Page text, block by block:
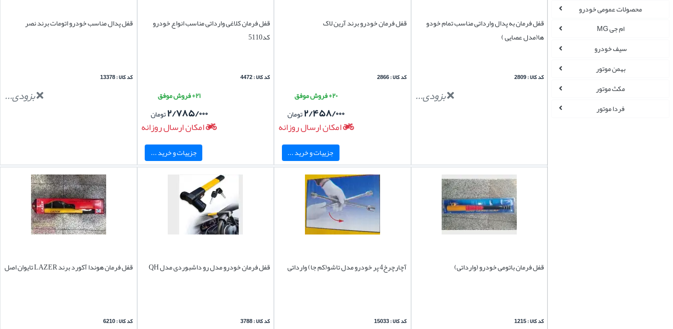
محصولات عمومی خودرو
ام جی MG
سیف خودرو
بهمن موتور
مکث موتور
فردا موتور
قفل فرمان به پدال وارداتی مناسب تمام خودو
ها(مدل عصایی )
کد کالا : 2809
بزودی...
قفل فرمان خودرو برند آرین لاک
کد کالا : 2866
۲۰+ فروش موفق
۲/۴۵۸/۰۰۰تومان
امکان ارسال روزانه
جزییات و خرید ...
قفل فرمان کلاغی وارداتی مناسب انواع خودرو
کد5110
کد کالا : 4472
۲۱+ فروش موفق
۲/۷۸۵/۰۰۰تومان
امکان ارسال روزانه
جزییات و خرید ...
قفل پدال مناسب خودرو اتومات برند نصر
کد کالا : 13378
بزودی...
قفل فرمان باتومی خودرو (وارداتی)
کد کالا : 1215
آچارچرخ4 پر خودرو مدل تاشو(کم جا) وارداتی
کد کالا : 15033
قفل فرمان خودرو مدل رو داشبوردی مدل QH
کد کالا : 3788
قفل فرمان هوندا آکورد برند LAZER تایوان اصل
کد کالا : 6210